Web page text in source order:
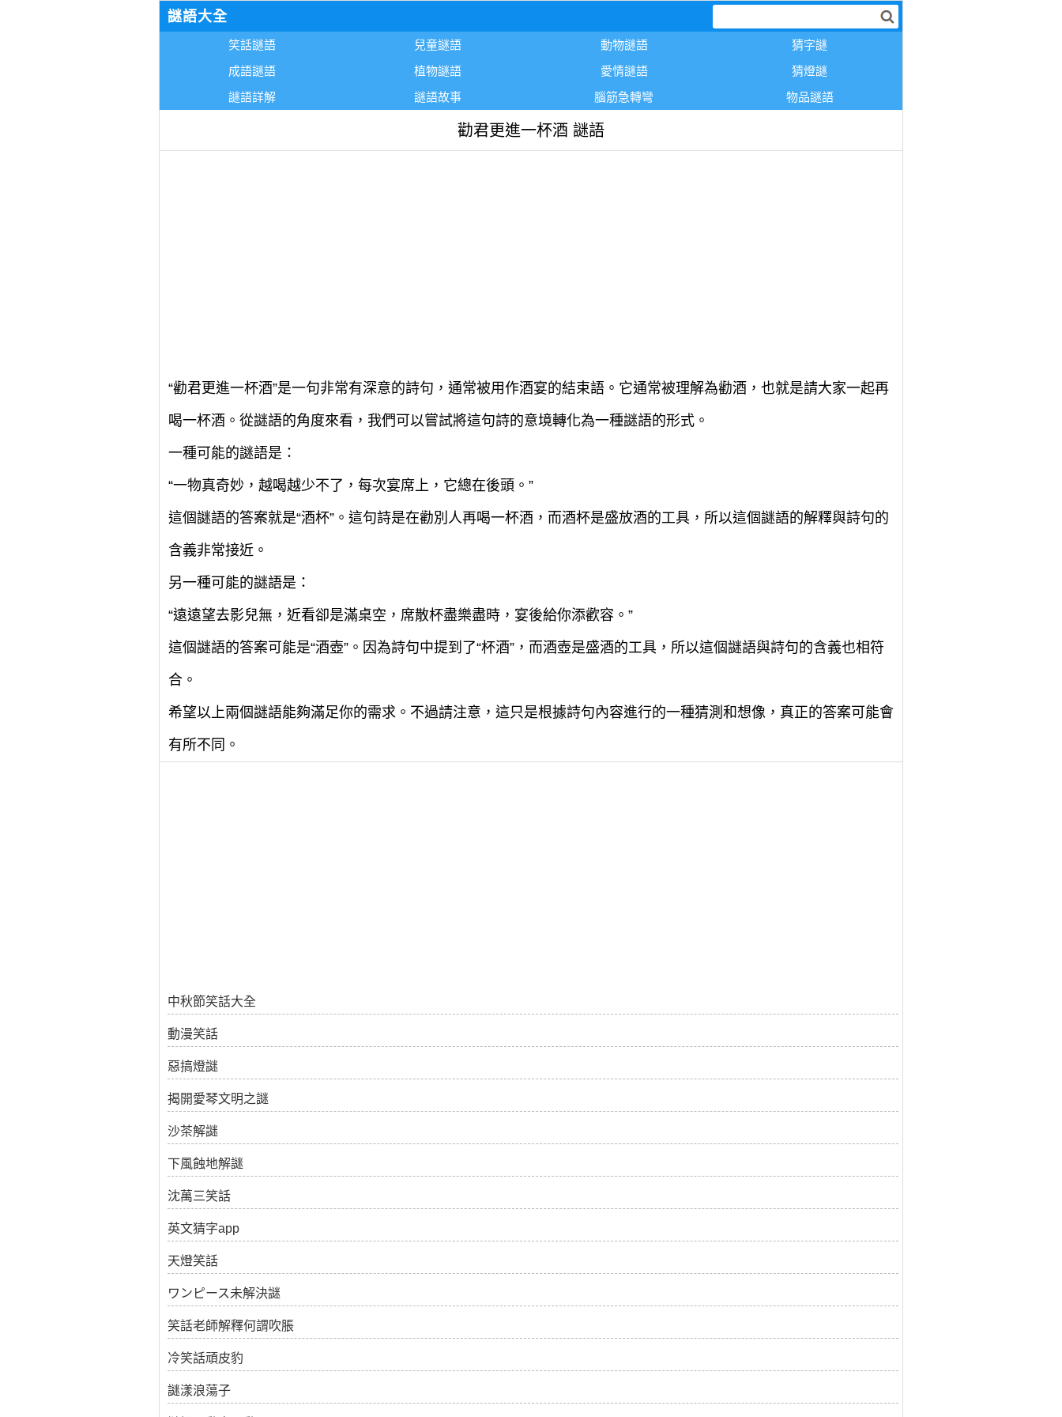
謎語大全
笑話謎語 兒童謎語 動物謎語
猜字謎
成語謎語
植物謎語 愛情謎語
猜燈謎
謎語詳解
謎語故事 腦筋急轉彎 物品謎語
勸君更進一杯酒 謎語
“勸君更進一杯酒”是一句非常有深意的詩句，通常被用作酒宴的結束語。它通常被理解為勸酒，也就是請大家一起再
喝一杯酒。從謎語的角度來看，我們可以嘗試將這句詩的意境轉化為一種謎語的形式。
一種可能的謎語是：
“一物真奇妙，越喝越少不了，每次宴席上，它總在後頭。”
這個謎語的答案就是“酒杯”。這句詩是在勸別人再喝一杯酒，而酒杯是盛放酒的工具，所以這個謎語的解釋與詩句的
含義非常接近。
另一種可能的謎語是：
“遠遠望去影兒無，近看卻是滿桌空，席散杯盡樂盡時，宴後給你添歡容。”
這個謎語的答案可能是“酒壺”。因為詩句中提到了“杯酒”，而酒壺是盛酒的工具，所以這個謎語與詩句的含義也相符
合。
希望以上兩個謎語能夠滿足你的需求。不過請注意，這只是根據詩句內容進行的一種猜測和想像，真正的答案可能會
有所不同。
中秋節笑話大全
動漫笑話
惡搞燈謎
揭開愛琴文明之謎
沙茶解謎
下風蝕地解謎
沈萬三笑話
英文猜字app
天燈笑話
ワンピース未解決謎
笑話老師解釋何謂吹脹
冷笑話頑皮豹
謎漾浪蕩子